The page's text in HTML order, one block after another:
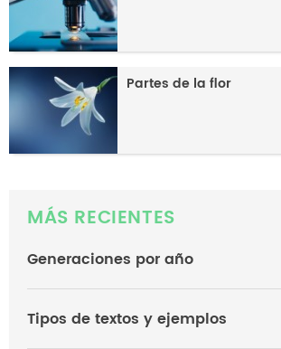
Partes de la flor
MÁS RECIENTES
Generaciones por año
Tipos de textos y ejemplos